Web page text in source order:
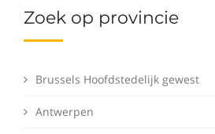
Zoek op provincie
Brussels Hoofdstedelijk gewest
Antwerpen